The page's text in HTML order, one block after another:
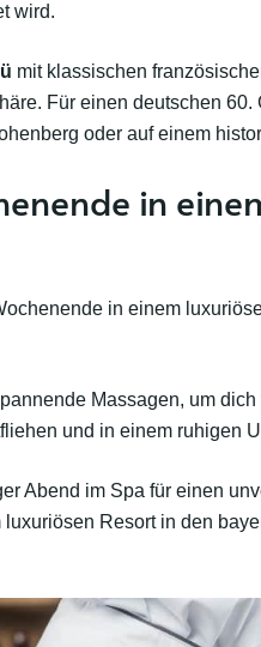
wird.
mit klassischen
Für einen deutschen 60.
oder auf einem
in
in einem
Massagen, um
und in einem ruhigen
Abend im Spa für einen
Resort in den